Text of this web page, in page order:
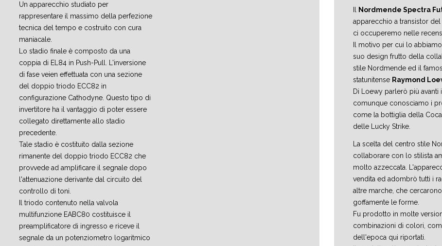
Un apparecchio studiato per
rappresentare il massimo della perfezione
tecnica del tempo e costruito con cura
maniacale.
Lo stadio finale è composto da una
coppia di EL84 in Push-Pull. L'inversione
di fase veien effettuata con una sezione
del doppio triodo ECC82 in
configurazione Cathodyne. Questo tipo di
invertitore ha il vantaggio di poter essere
collegato direttamente allo stadio
precedente.
Tale stadio è costituito dalla sezione
rimanente del doppio triodo ECC82 che
provvede ad amplificare il segnale dopo
l'attenuazione derivante dal circuito del
controllo di toni.
Il triodo contenuto nella valvola
multifunzione EABC80 costituisce il
preamplificatore di ingresso e riceve il
segnale da un potenziometro logaritmico
Nordmende Spectra
apparecchio a transistor
ci occuperemo nelle
Il motivo per cui lo
suo design frutto della
stile Nordmende ed il
statunitense Raymond
Di Loewy parlerò più avanti
comunque conosciamo i
come la bottiglia della
delle Lucky Strike.
La scelta del centro stile
collaborare con lo stilista
molto azzeccata.
vendita ed adombrò tutti i
altre marche, che
goffamente le forme.
Fu prodotto in molte
combinazioni di colori,
dell'epoca qui riportati.